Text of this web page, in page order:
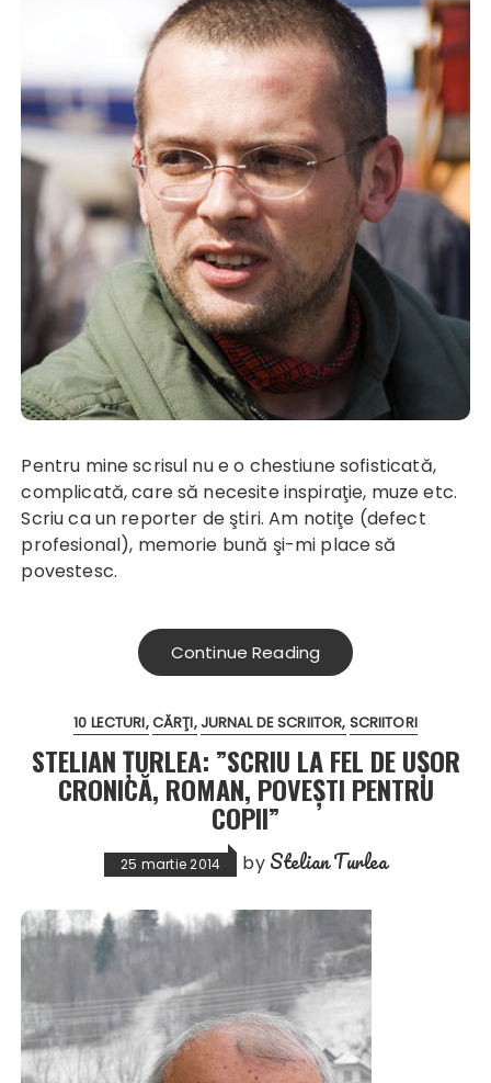
Pentru mine scrisul nu e o chestiune sofisticată,
complicată, care să necesite inspiraţie, muze etc.
Scriu ca un reporter de ştiri. Am notiţe (defect
profesional), memorie bună şi-mi place să
povestesc.
Continue Reading
10 LECTURI CĂRŢI JURNAL DE SCRIITOR SCRIITORI
STELIAN ŢURLEA: ”SCRIU LA FEL DE UŞOR
CRONICĂ, ROMAN, POVEŞTI PENTRU
COPII”
25 martie 2014 by Stelian Turlea